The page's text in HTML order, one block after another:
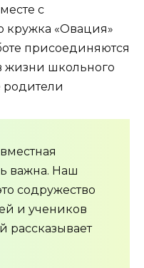
с
кружка «Овация»
присоединяются
жизни школьного
родители
важна. Наш
содружество
и учеников
рассказывает